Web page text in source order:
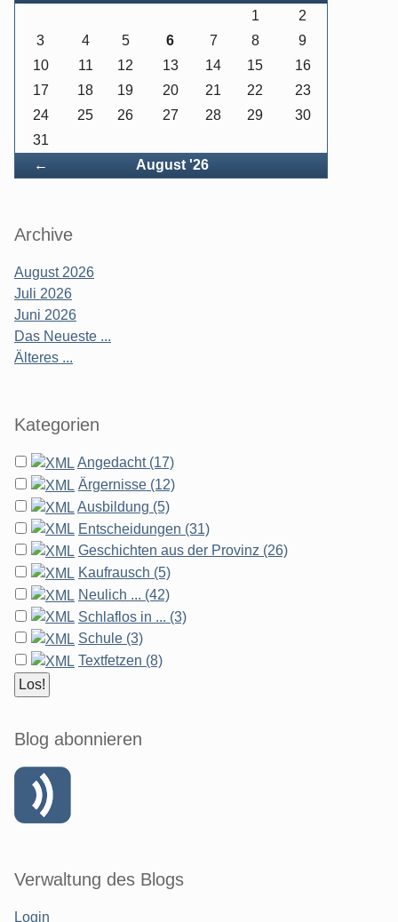
← August '26
1
2
3
4 5 6 7 8
9
10
11 12 13 14 15
16
17
18 19 20 21 22
23
24
25 26 27 28 29
30
31
Archive
August 2026
Juli 2026
Juni 2026
Das Neueste ...
Älteres ...
Kategorien
Angedacht (17)
Ärgernisse (12)
Ausbildung (5)
Entscheidungen (31)
Geschichten aus der Provinz (26)
Kaufrausch (5)
Neulich ... (42)
Schlaflos in ... (3)
Schule (3)
Textfetzen (8)
Blog abonnieren
Verwaltung des Blogs
Login